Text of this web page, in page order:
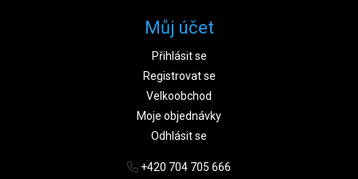
Můj účet
Přihlásit se
Registrovat se
Velkoobchod
Moje objednávky
Odhlásit se
+420 704 705 666